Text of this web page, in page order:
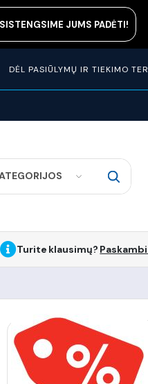
JUMS PADĖTI!
DĖL PASIŪLYMŲ IR TIEKIMO
Turite klausimų?